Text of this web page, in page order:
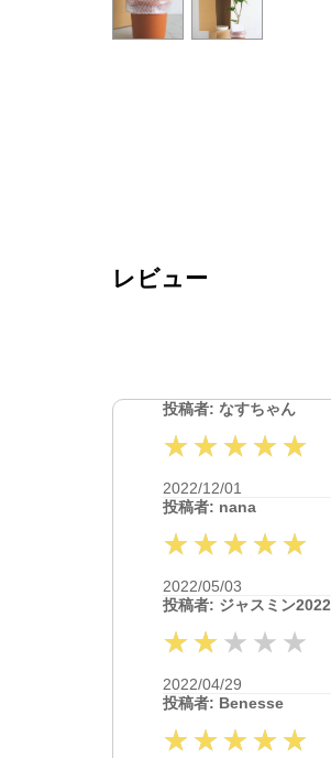
レビュー
投稿者: なすちゃん
2022/12/01
投稿者: nana
2022/05/03
投稿者: ジャスミン2022
2022/04/29
投稿者: Benesse